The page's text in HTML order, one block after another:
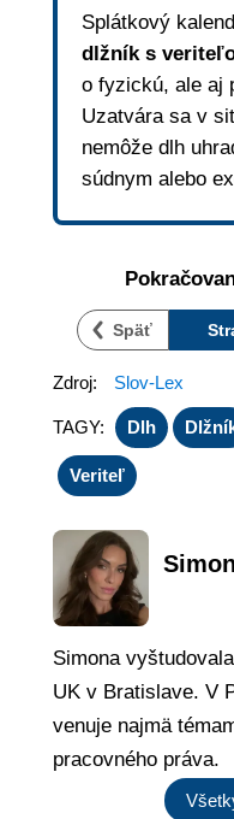
Splátkový
dlžník s
o fyzickú, ale aj
Uzatvára sa v
nemôže dlh
súdnym alebo
Späť
Zdroj: Slov-Lex
TAGY: Dlh
Veriteľ
Simona
UK v Bratislave. V
venuje najmä
pracovného práva.